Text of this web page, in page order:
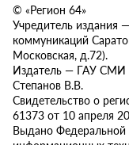
© «Регион 64»
Учредитель издания
коммуникаций
Московская, д.72).
Издатель — ГАУ СМИ
Степанов В.В.
Свидетельство о
61373 от 10 апреля
Выдано Федеральной